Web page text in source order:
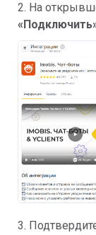
2. На
3.